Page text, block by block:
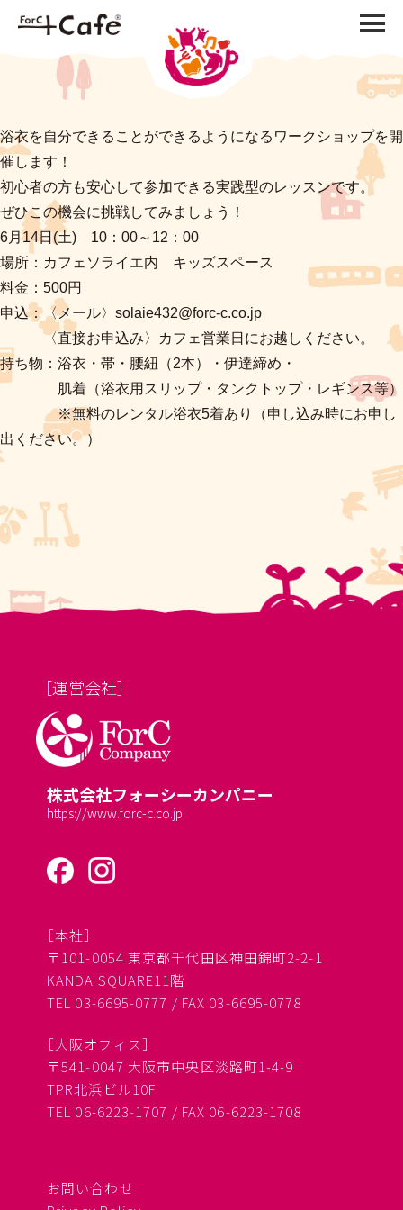
浴衣を自分できることができるようになるワークショップを開
催します！
初心者の方も安心して参加できる実践型のレッスンです。
ぜひこの機会に挑戦してみましょう！
6月14日(土) 10：00～12：00
場所：カフェソライエ内 キッズスペース
料金：500円
申込：〈メール〉solaie432@forc-c.co.jp
〈直接お申込み〉カフェ営業日にお越しください。
持ち物：浴衣・帯・腰紐（2本）・伊達締め・
肌着（浴衣用スリップ・タンクトップ・レギンス等）
※無料のレンタル浴衣5着あり（申し込み時にお申し
出ください。）
［運営会社］
株式会社フォーシーカンパニー
https://www.forc-c.co.jp
［本社］
〒101-0054 東京都千代田区神田錦町2-2-1
KANDA SQUARE11階
TEL 03-6695-0777 / FAX 03-6695-0778
［大阪オフィス］
〒541-0047 大阪市中央区淡路町1-4-9
TPR北浜ビル10F
TEL 06-6223-1707 / FAX 06-6223-1708
お問い合わせ